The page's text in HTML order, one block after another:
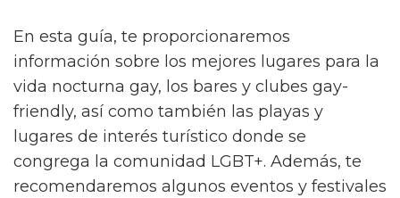
En esta guía, te proporcionaremos
información sobre los mejores lugares para la
vida nocturna gay, los bares y clubes gay-
friendly, así como también las playas y
lugares de interés turístico donde se
congrega la comunidad LGBT+. Además, te
recomendaremos algunos eventos y festivales